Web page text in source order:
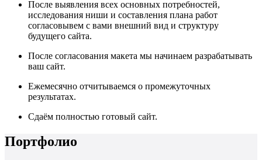
После выявления всех основных потребностей,
исследования ниши и составления плана работ
согласовывем с вами внешний вид и структуру
будущего сайта.
После согласования макета мы начинаем разрабатывать
ваш сайт.
Ежемесячно отчитываемся о промежуточных
результатах.
Сдаём полностью готовый сайт.
Портфолио